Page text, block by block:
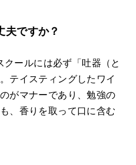
夫ですか？
ールには必ず「吐器（と
テイスティングしたワイ
がマナーであり、勉強の
、香りを取って口に含む